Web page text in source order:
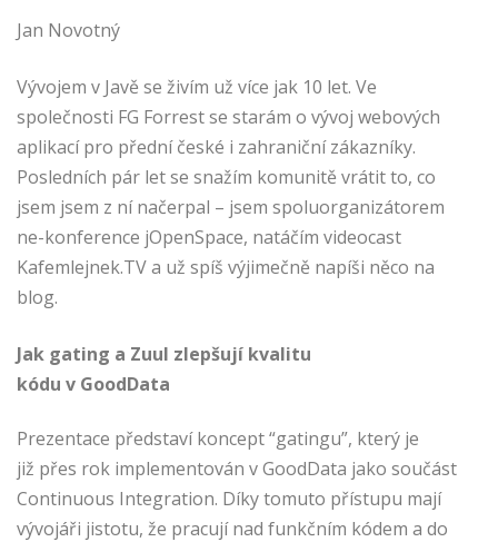
Jan Novotný
Vývojem v Javě se živím už více jak 10 let. Ve
společnosti FG Forrest se starám o vývoj webových
aplikací pro přední české i zahraniční zákazníky.
Posledních pár let se snažím komunitě vrátit to, co
jsem jsem z ní načerpal – jsem spoluorganizátorem
ne-konference jOpenSpace, natáčím videocast
Kafemlejnek.TV a už spíš výjimečně napíši něco na
blog.
Jak gating a Zuul zlepšují kvalitu
kódu v GoodData
Prezentace představí koncept “gatingu”, který je
již přes rok implementován v GoodData jako součást
Continuous Integration. Díky tomuto přístupu mají
vývojáři jistotu, že pracují nad funkčním kódem a do